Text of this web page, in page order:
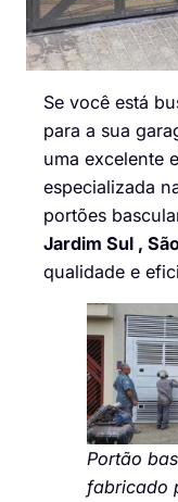
Se você está
para a sua
uma excelente
especializada
portões
Jardim Sul ,
qualidade e
Portão
fabricado